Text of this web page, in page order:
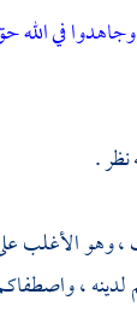
وجاهدوا في الله
.
، وهو الأغلب
،